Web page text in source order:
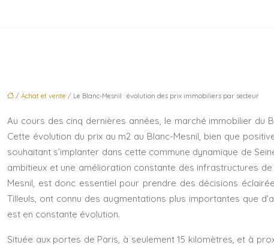
/ Achat et vente / Le Blanc-Mesnil : évolution des prix immobiliers par secteur
Au cours des cinq dernières années, le marché immobilier du
Cette évolution du prix au m2 au Blanc-Mesnil, bien que
souhaitant s’implanter dans cette commune dynamique de
ambitieux et une amélioration constante des infrastructures
Mesnil, est donc essentiel pour prendre des décisions
Tilleuls, ont connu des augmentations plus importantes que
est en constante évolution.
Située aux portes de Paris, à seulement 15 kilomètres, et à